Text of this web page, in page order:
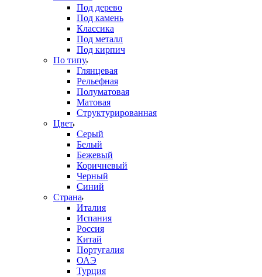
Под дерево
Под камень
Классика
Под металл
Под кирпич
По типу
Глянцевая
Рельефная
Полуматовая
Матовая
Структурированная
Цвет
Серый
Белый
Бежевый
Коричневый
Черный
Синий
Страна
Италия
Испания
Россия
Китай
Португалия
ОАЭ
Турция